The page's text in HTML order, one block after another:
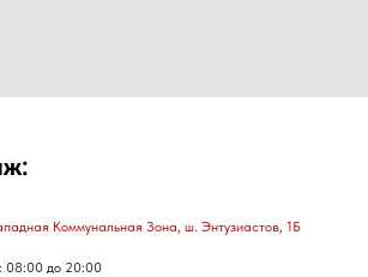
Коммунальная Зона, ш. Энтузиастов, 1Б
08:00 до 20:00